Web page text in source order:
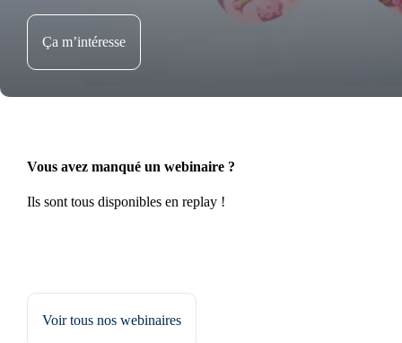
Ça m’intéresse
Vous avez manqué un webinaire ?
Ils sont tous disponibles en replay !
Voir tous nos webinaires